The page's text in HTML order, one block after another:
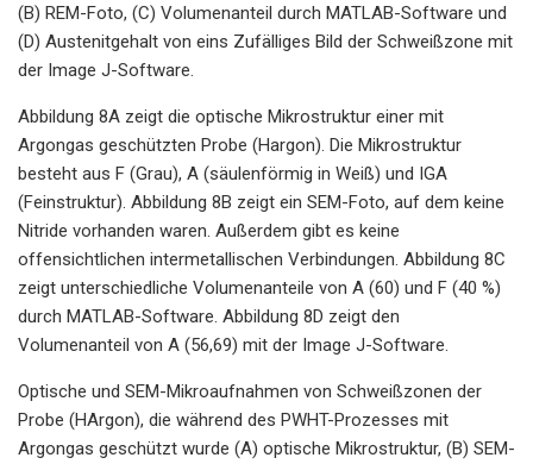
(B) REM-Foto, (C) Volumenanteil durch MATLAB-Software und
(D) Austenitgehalt von eins Zufälliges Bild der Schweißzone mit
der Image J-Software.
Abbildung 8A zeigt die optische Mikrostruktur einer mit
Argongas geschützten Probe (Hargon). Die Mikrostruktur
besteht aus F (Grau), A (säulenförmig in Weiß) und IGA
(Feinstruktur). Abbildung 8B zeigt ein SEM-Foto, auf dem keine
Nitride vorhanden waren. Außerdem gibt es keine
offensichtlichen intermetallischen Verbindungen. Abbildung 8C
zeigt unterschiedliche Volumenanteile von A (60) und F (40 %)
durch MATLAB-Software. Abbildung 8D zeigt den
Volumenanteil von A (56,69) mit der Image J-Software.
Optische und SEM-Mikroaufnahmen von Schweißzonen der
Probe (HArgon), die während des PWHT-Prozesses mit
Argongas geschützt wurde (A) optische Mikrostruktur, (B) SEM-